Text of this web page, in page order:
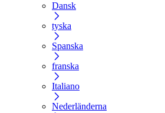
Dansk
tyska
Spanska
franska
Italiano
Nederländerna